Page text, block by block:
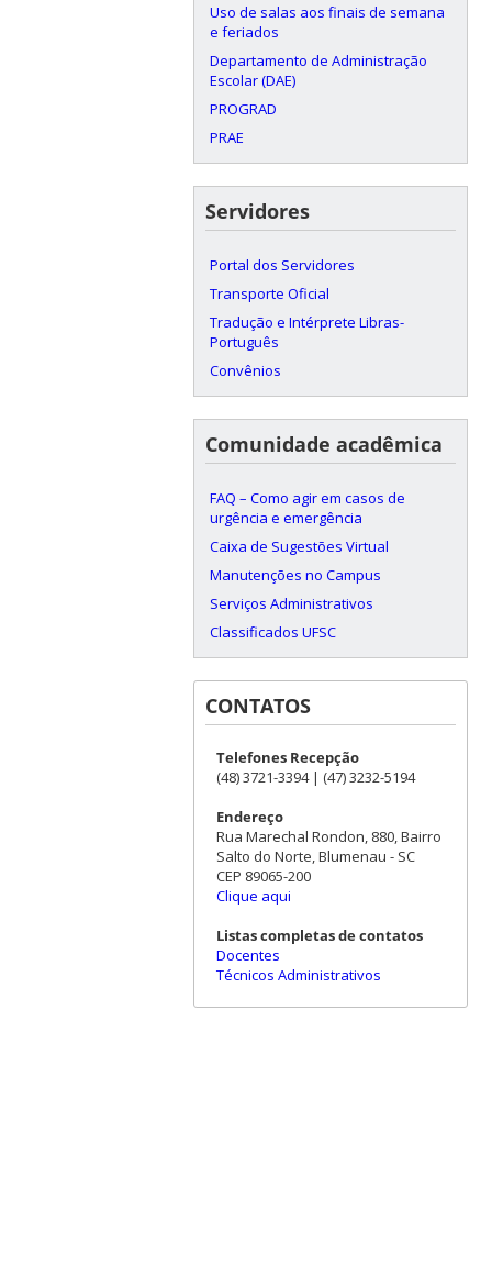
Uso de salas aos finais de semana
e feriados
Departamento de Administração
Escolar (DAE)
PROGRAD
PRAE
Servidores
Portal dos Servidores
Transporte Oficial
Tradução e Intérprete Libras-
Português
Convênios
Comunidade acadêmica
FAQ – Como agir em casos de
urgência e emergência
Caixa de Sugestões Virtual
Manutenções no Campus
Serviços Administrativos
Classificados UFSC
CONTATOS
Telefones Recepção
(48) 3721-3394 | (47) 3232-5194
Endereço
Rua Marechal Rondon, 880, Bairro
Salto do Norte, Blumenau - SC
CEP 89065-200
Clique aqui
Listas completas de contatos
Docentes
Técnicos Administrativos